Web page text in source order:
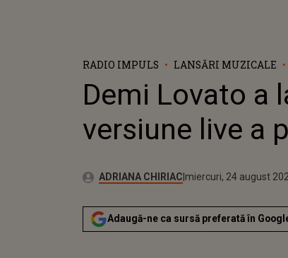
RADIO IMPULS LANSĂRI MUZICALE
Demi Lovato a
versiune live a
Autor:ADRIANA CHIRIACPublicat:
miercuri, 24 august
Actualizat:
miercuri, 24 august
Adaugă-ne ca sursă preferată în